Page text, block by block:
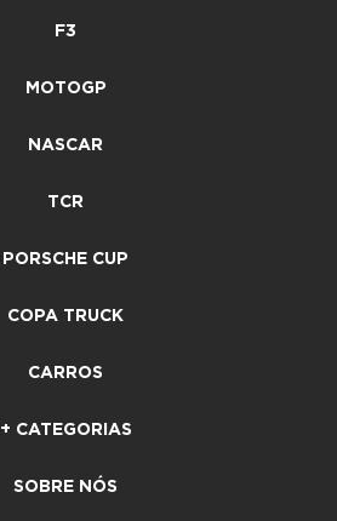
F3
MOTOGP
NASCAR
TCR
PORSCHE CUP
COPA TRUCK
CARROS
+ CATEGORIAS
SOBRE NÓS